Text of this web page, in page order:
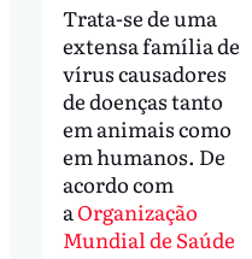
Trata-se de uma
extensa família de
vírus causadores
de doenças tanto
em animais como
em humanos. De
acordo com
aOrganização
Mundial de Saúde